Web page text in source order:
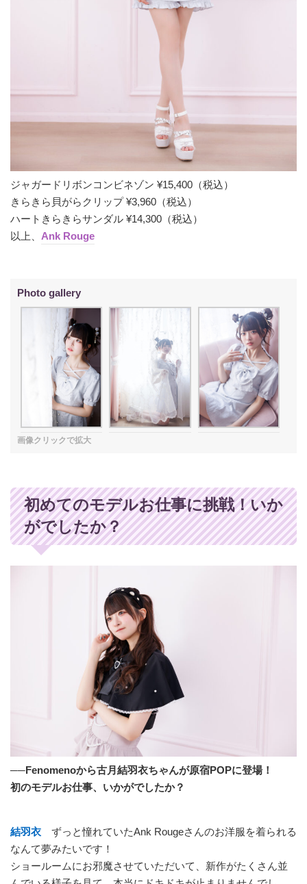
ジャガードリボンコンビネゾン ¥15,400（税込）
きらきら貝がらクリップ ¥3,960（税込）
ハートきらきらサンダル ¥14,300（税込）
以上、 Ank Rouge
初めてのモデルお仕事に挑戦！いか
がでしたか？
──Fenomenoから古月結羽衣ちゃんが原宿POPに登場！
初のモデルお仕事、いかがでしたか？
結羽衣 ずっと憧れていたAnk Rougeさんのお洋服を着られる
なんて夢みたいです！
ショールームにお邪魔させていただいて、新作がたくさん並